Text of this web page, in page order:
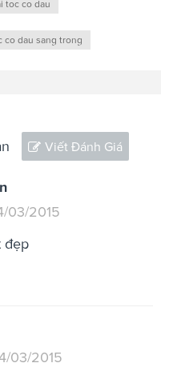
toc co dau
co dau sang trong
Viết Đánh Giá
03/2015
đẹp
03/2015